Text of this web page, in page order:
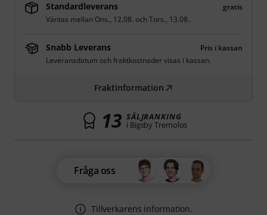
Standardleverans
gratis
Väntas mellan Ons., 12.08. ochTors., 13.08..
Snabb Leverans
Pris i kassan
Leveransdatum och fraktkostnader visas i kassan.
Fraktinformation
13 SÄLJRANKING
i Bigsby Tremolos
Fråga oss
Tillverkarens information.